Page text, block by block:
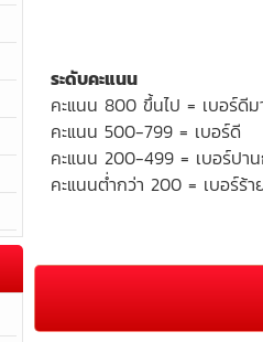
ระดับคะแนน
คะแนน 800 ขึ้นไป = เบอร์ดี
คะแนน 500-799 = เบอร์ดี
คะแนน 200-499 = เบอร์ปา
คะแนนต่ำกว่า 200 = เบอร์ร้า